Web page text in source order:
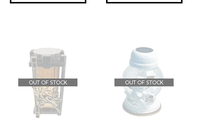
OUT OF STOCK OUT OF STOCK